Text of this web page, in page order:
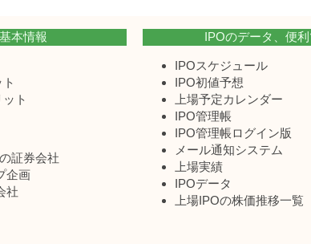
本情報
ト
証券会社
企画
社
IPOのデータ、便
IPOスケジュール
IPO初値予想
上場予定カレンダー
IPO管理帳
IPO管理帳ログイン版
メール通知システム
上場実績
IPOデータ
上場IPOの株価推移一覧